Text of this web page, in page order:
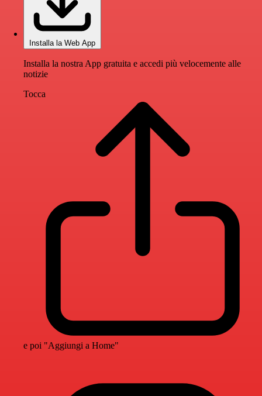
Installa la Web App
Installa la nostra App gratuita e accedi più velocemente alle
notizie
Tocca
e poi "Aggiungi a Home"